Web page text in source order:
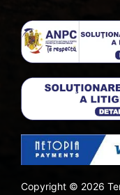
Copyright © 2026